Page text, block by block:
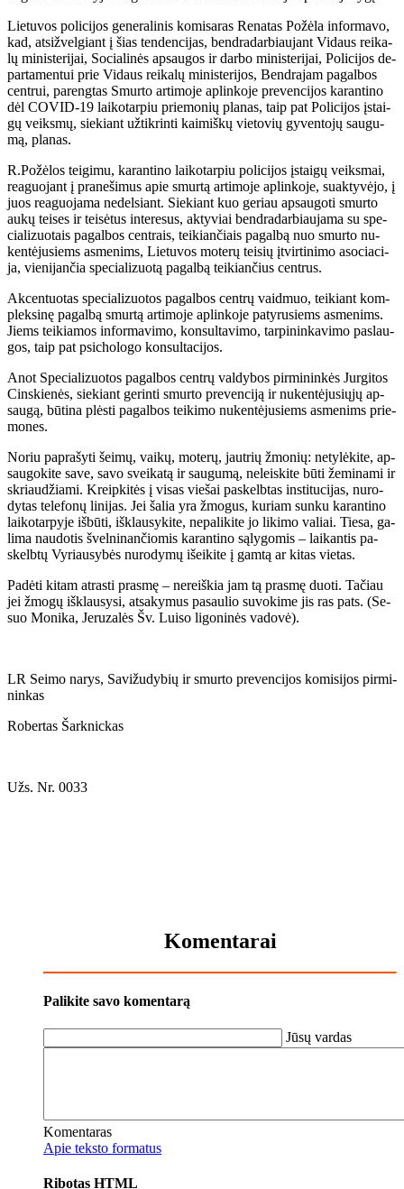
Lie­tu­vos po­li­ci­jos ge­ne­ra­li­nis ko­mi­sa­ras Re­na­tas Po­žė­la in­for­ma­vo,
kad, at­si­žvel­giant į šias ten­den­ci­jas, ben­dra­dar­biau­jant Vi­daus rei­ka­
lų mi­nis­te­ri­jai, So­cia­li­nės ap­sau­gos ir dar­bo mi­nis­te­ri­jai, Po­li­ci­jos de­
par­ta­men­tui prie Vi­daus rei­ka­lų mi­nis­te­ri­jos, Ben­dra­jam pa­gal­bos
cen­trui, pa­reng­tas Smur­to ar­ti­mo­je ap­lin­ko­je pre­ven­ci­jos ka­ran­ti­no
dėl CO­VID-19 lai­ko­tar­piu prie­mo­nių pla­nas, taip pat Po­li­ci­jos įstai­
gų veiks­mų, sie­kiant už­tik­rin­ti kai­miš­kų vie­to­vių gy­ven­to­jų sau­gu­
mą, pla­nas.
R.Po­žė­los tei­gi­mu, ka­ran­ti­no lai­ko­tar­piu po­li­ci­jos įstai­gų veiks­mai,
re­a­guo­jant į pra­ne­ši­mus apie smur­tą ar­ti­mo­je ap­lin­ko­je, su­ak­ty­vė­jo, į
juos re­a­guo­ja­ma ne­del­siant. Sie­kiant kuo ge­riau ap­sau­go­ti smur­to
au­kų tei­ses ir tei­sė­tus in­te­re­sus, ak­ty­viai ben­dra­dar­biau­ja­ma su spe­
cia­li­zuo­tais pa­gal­bos cen­trais, tei­kian­čiais pa­gal­bą nuo smur­to nu­
ken­tė­ju­siems as­me­nims, Lie­tu­vos mo­te­rų tei­sių įtvir­ti­ni­mo aso­cia­ci­
ja, vie­ni­jan­čia spe­cia­li­zuo­tą pa­gal­bą tei­kian­čius cen­trus.
Ak­cen­tuo­tas spe­cia­li­zuo­tos pa­gal­bos cen­trų vaid­muo, tei­kiant kom­
plek­si­nę pa­gal­bą smur­tą ar­ti­mo­je ap­lin­ko­je pa­ty­ru­siems as­me­nims.
Jiems tei­kia­mos in­for­ma­vi­mo, kon­sul­ta­vi­mo, tar­pi­nin­ka­vi­mo pa­slau­
gos, taip pat psi­cho­lo­go kon­sul­ta­ci­jos.
Anot Spe­cia­li­zuo­tos pa­gal­bos cen­trų val­dy­bos pir­mi­nin­kės Jur­gi­tos
Cins­kie­nės, sie­kiant ge­rin­ti smur­to pre­ven­ci­ją ir nu­ken­tė­ju­sių­jų ap­
sau­gą, bū­ti­na plės­ti pa­gal­bos tei­ki­mo nu­ken­tė­ju­siems as­me­nims prie­
mo­nes.
No­riu pa­pra­šy­ti šei­mų, vai­kų, mo­te­rų, jaut­rių žmo­nių: ne­ty­lė­ki­te, ap­
sau­go­ki­te sa­ve, sa­vo svei­ka­tą ir sau­gu­mą, ne­leis­ki­te bū­ti že­mi­na­mi ir
skriau­džia­mi. Kreip­ki­tės į vi­sas vie­šai pa­skelb­tas ins­ti­tu­ci­jas, nu­ro­
dy­tas te­le­fo­nų li­ni­jas. Jei ša­lia yra žmo­gus, ku­riam sun­ku ka­ran­ti­no
lai­ko­tar­py­je iš­bū­ti, iš­klau­sy­ki­te, ne­pa­li­ki­te jo li­ki­mo va­liai. Tie­sa, ga­
li­ma nau­do­tis švel­ni­nan­čio­mis ka­ran­ti­no są­ly­go­mis – lai­kan­tis pa­
skelb­tų Vy­riau­sy­bės nu­ro­dy­mų iš­ei­ki­te į gam­tą ar ki­tas vie­tas.
Pa­dė­ti ki­tam at­ras­ti pras­mę – ne­reiš­kia jam tą pras­mę duo­ti. Ta­čiau
jei žmo­gų iš­klau­sy­si, at­sa­ky­mus pa­sau­lio su­vo­ki­me jis ras pats. (Se­
suo Mo­ni­ka, Je­ru­za­lės Šv. Lui­so li­go­ni­nės va­do­vė).
LR Sei­mo na­rys, Sa­vi­žu­dy­bių ir smur­to pre­ven­ci­jos ko­mi­si­jos pir­mi­
nin­kas
Ro­ber­tas Šar­knic­kas
Užs. Nr. 0033
Komentarai
Palikite savo komentarą
Jūsų vardas
Komentaras
Apie teksto formatus
Ribotas HTML